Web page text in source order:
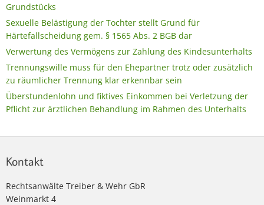
Grundstücks
Sexuelle Belästigung der Tochter stellt Grund für
Härtefallscheidung gem. § 1565 Abs. 2 BGB dar
Verwertung des Vermögens zur Zahlung des Kindesunterhalts
Trennungswille muss für den Ehepartner trotz oder zusätzlich
zu räumlicher Trennung klar erkennbar sein
Überstundenlohn und fiktives Einkommen bei Verletzung der
Pflicht zur ärztlichen Behandlung im Rahmen des Unterhalts
Kontakt
Rechtsanwälte Treiber & Wehr GbR
Weinmarkt 4